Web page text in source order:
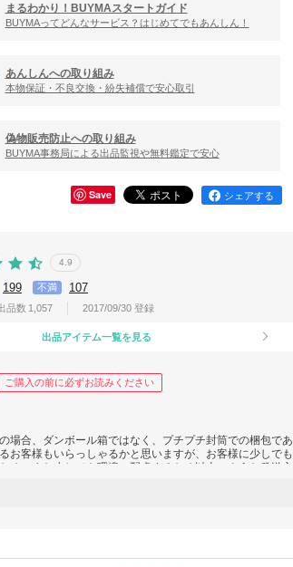
まるわかり！BUYMAスタートガイド
BUYMAってどんなサービス？はじめてでもあんしん！
あんしんへの取り組み
本物保証・不良交換・紛失補償で安心取引
偽物販売防止への取り組み
BUYMA事務局による出品監視や無料鑑定で安心
Save シェアする
4.9
199 不満 107
品数 1,057 2017/09/30 登録
出品アイテム一覧を見る
ご購入の前に必ずお読みください
場合、ダンボール箱ではなく、プチプチ封筒での梱包であ
お客様もいらっしゃるかと思いますが、お客様に少しでも
め、また少しでも環境に配慮するため以上のような発送方
めご了承の上、ご注文をお願いいたします。もし、お箱で